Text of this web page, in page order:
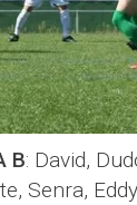
B: David,
Senra,